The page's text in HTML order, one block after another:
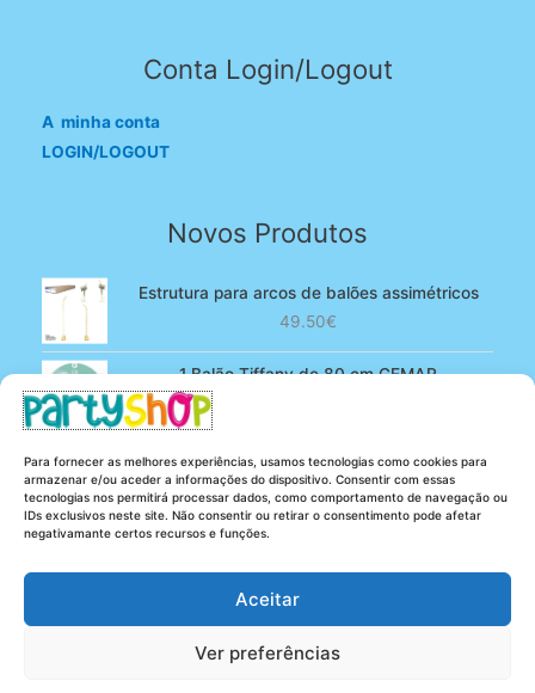
Para fornecer as melhores experiências, usamos tecnologias como cookies para
armazenar e/ou aceder a informações do dispositivo. Consentir com essas
tecnologias nos permitirá processar dados, como comportamento de navegação ou
IDs exclusivos neste site. Não consentir ou retirar o consentimento pode afetar
negativamante certos recursos e funções.
Aceitar
Ver preferências
Conta Login/Logout
A minha conta
LOGIN/LOGOUT
Novos Produtos
Estrutura para arcos de balões assimétricos
49.50€
1 Balão Tiffany de 80 cm GEMAR
era:
4.90€.
é:
3.80€.
100 Balões Rosa bebé de 13 cm GEMAR -
Powder pink
5.25€ O4.20€O